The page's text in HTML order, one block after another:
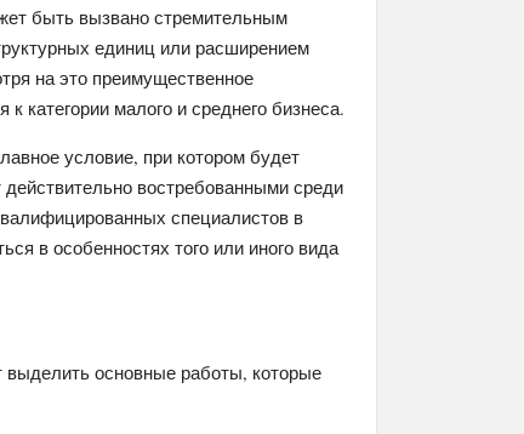
быть вызвано стремительным
единиц или расширением
на это преимущественное
к категории малого и среднего бизнеса.
условие, при котором будет
востребованными среди
специалистов в
в особенностях того или иного вида
выделить основные работы, которые